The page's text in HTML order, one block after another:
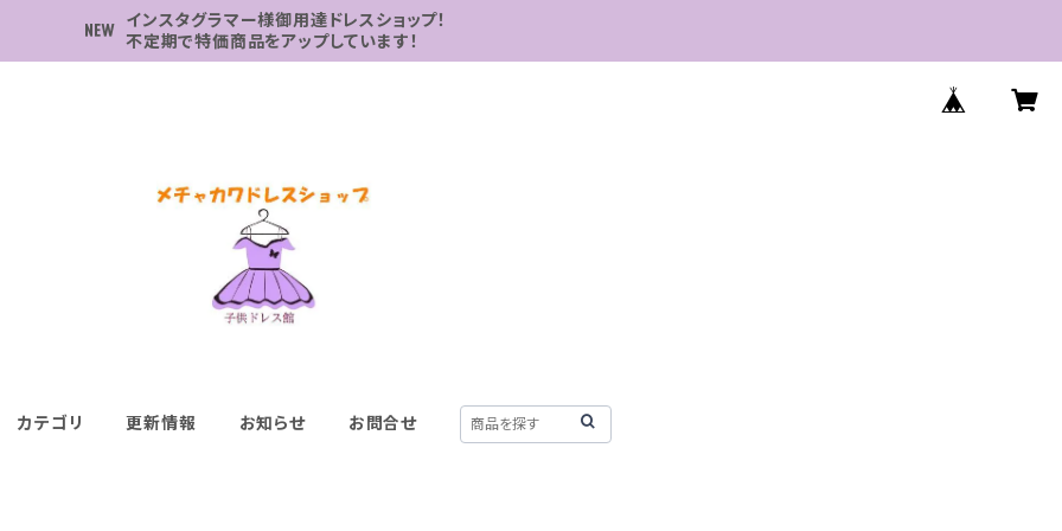
インスタグラマー様御用達ドレスショップ！
不定期で特価商品をアップしています！
カテゴリ 更新情報 お知らせ お問合せ